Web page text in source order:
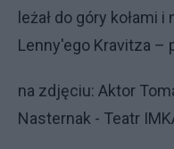
leżał do góry kołami
Lenny'ego Kravitza –
na zdjęciu: Aktor
Nasternak - Teatr